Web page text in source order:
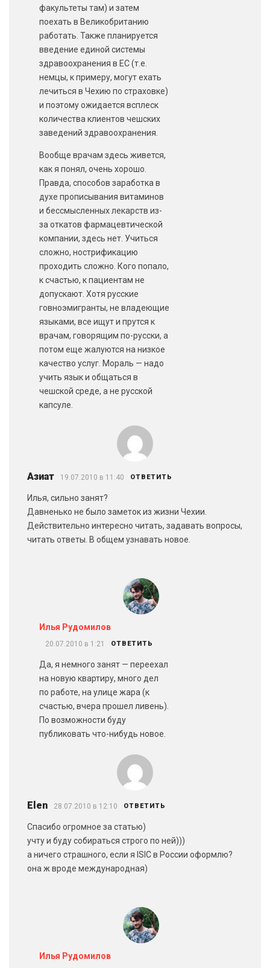
факультеты там) и затем
поехать в Великобританию
работать. Также планируется
введение единой системы
здравоохранения в ЕС (т.е.
немцы, к примеру, могут ехать
лечиться в Чехию по страховке)
и поэтому ожидается всплеск
количества клиентов чешских
заведений здравоохранения.
Вообще врачам здесь живется,
как я понял, очень хорошо.
Правда, способов заработка в
духе прописывания витаминов
и бессмысленных лекарств из-
за откатов фармацевтической
компании, здесь нет. Учиться
сложно, нострификацию
проходить сложно. Кого попало,
к счастью, к пациентам не
допускают. Хотя русские
говноэмигранты, не владеющие
языками, все ищут и прутся к
врачам, говорящим по-русски, а
потом еще жалуются на низкое
качество услуг. Мораль — надо
учить язык и общаться в
чешской среде, а не русской
капсуле.
Азиат 19.07.2010 в 11:40 ОТВЕТИТЬ
Илья, сильно занят?
Давненько не было заметок из жизни Чехии.
Действительно интересно читать, задавать вопросы,
читать ответы. В общем узнавать новое.
Илья Рудомилов
20.07.2010 в 1:21 ОТВЕТИТЬ
Да, я немного занят — переехал
на новую квартиру, много дел
по работе, на улице жара (к
счастью, вчера прошел ливень).
По возможности буду
публиковать что-нибудь новое.
Elen 28.07.2010 в 12:10 ОТВЕТИТЬ
Спасибо огромное за статью)
учту и буду собираться строго по ней)))
а ничего страшного, если я ISIC в России оформлю?
она ж вроде международная)
Илья Рудомилов